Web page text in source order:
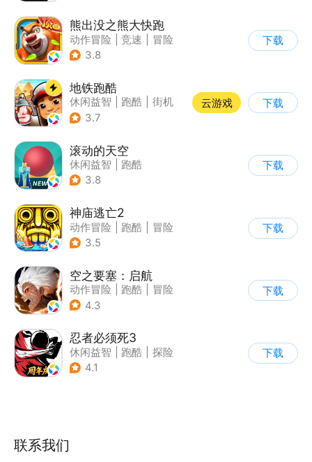
熊出没之熊大快跑
动作冒险 竞速
冒险
| 熊出没
3.8
下载
地铁跑酷
休闲益智 跑酷
街机
| 创梦天地
3.7
云游戏 下载
滚动的天空
休闲益智
跑酷
| 女性向
3.8
下载
神庙逃亡2
动作冒险 跑酷
冒险
| 欧美风
3.5
下载
空之要塞：启航
动作冒险 跑酷
冒险
| 剧情
4.3
下载
忍者必须死3
休闲益智 跑酷
探险
| 和风
4.1
下载
联系我们